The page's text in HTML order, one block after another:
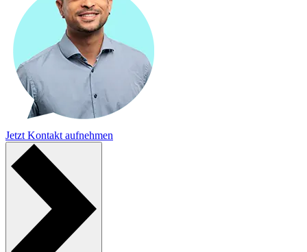
Jetzt Kontakt aufnehmen